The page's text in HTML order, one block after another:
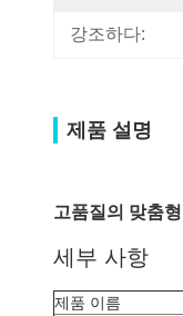
강조하다:
제품 설명
고품질의 맞춤
세부 사항
제품 이름